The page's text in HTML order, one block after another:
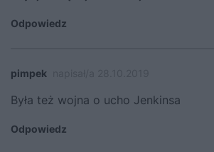
Odpowiedz
pimpek
Była też wojna o ucho Jenkinsa
Odpowiedz